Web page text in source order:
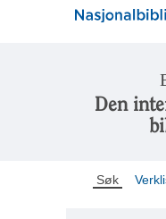
Den
Søk